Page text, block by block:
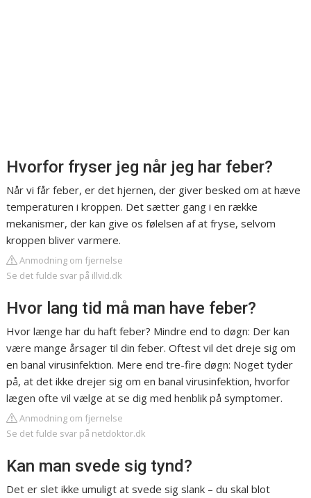
Hvorfor fryser jeg når jeg har feber?
Når vi får feber, er det hjernen, der giver besked om at hæve
temperaturen i kroppen. Det sætter gang i en række
mekanismer, der kan give os følelsen af at fryse, selvom
kroppen bliver varmere.
Anmodning om fjernelse
Se det fulde svar på illvid.dk
Hvor lang tid må man have feber?
Hvor længe har du haft feber? Mindre end to døgn: Der kan
være mange årsager til din feber. Oftest vil det dreje sig om
en banal virusinfektion. Mere end tre-fire døgn: Noget tyder
på, at det ikke drejer sig om en banal virusinfektion, hvorfor
lægen ofte vil vælge at se dig med henblik på symptomer.
Anmodning om fjernelse
Se det fulde svar på netdoktor.dk
Kan man svede sig tynd?
Det er slet ikke umuligt at svede sig slank – du skal blot